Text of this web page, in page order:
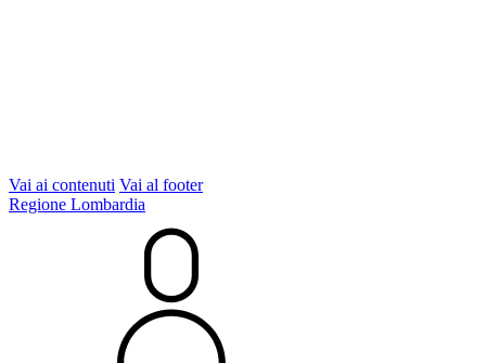
Vai ai contenuti Vai al footer
Regione Lombardia